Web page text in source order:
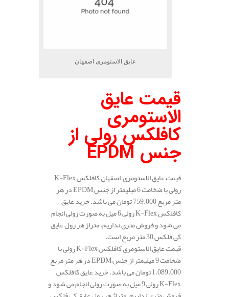
عایق الاستومری اصفهان
قیمت عایق
الاستومری
کافلکس رولی از
جنس EPDM
قیمت عایق الاستومری اصفهان کافلکس K-Flex
رولی با ضخامت 6 میلیمتر از جنس EPDM در هر
متر مربع 759.000 تومان می باشد. خرید عایق
کافلکس K-Flex رولی 6 میل به صورت رولی انجام
می شود و فروش متری نداریم. متراژ هر رول عایق
کی فلکس 30 متر مربع است.
قیمت عایق الاستومری کافلکس K-Flex رولی با
ضخامت 9 میلیمتر از جنس EPDM در هر متر مربع
1.089.000 تومان می باشد. خرید عایق کافلکس
K-Flex رولی 9 میل به صورت رولی انجام می شود و